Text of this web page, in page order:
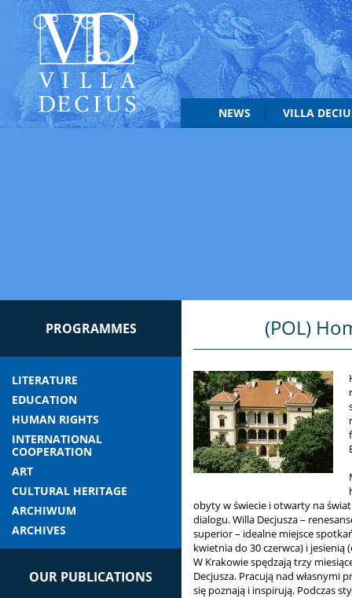
NEWS VILLA
PROGRAMMES
LITERATURE
EDUCATION
HUMAN RIGHTS
INTERNATIONAL
COOPERATION
ART
CULTURAL HERITAGE
ARCHIWUM
ARCHIVES
OUR PUBLICATIONS
(POL)
obyty w świecie i otwarty na
dialogu. Willa Decjusza –
superior – idealne miejsce
kwietnia do 30 czerwca) i jesienią
W Krakowie spędzają trzy
Decjusza. Pracują nad
się poznają i inspirują. Podczas